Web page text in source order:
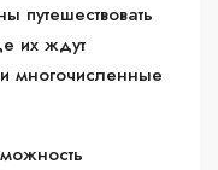
путешествовать
их ждут
многочисленные